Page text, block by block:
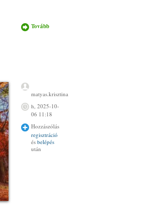
Tovább
matyas.krisztina
h, 2025-10-
06 11:18
Hozzászólás
regisztráció
és belépés
után